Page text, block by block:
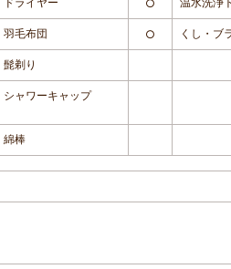
○
羽毛布団 ○ くし・ブ
髭剃り
シャワーキャップ
綿棒